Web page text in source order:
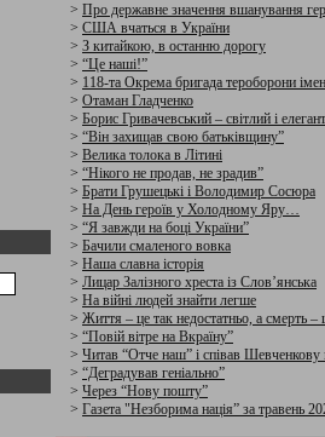
> Про державне значення вшанування
> США вчаться в України
> З китайкою, в останню дорогу
> “Це наші!”
> 118-та Окрема бригада тероборони
> Отаман Гладченко
> Борис Гривачевський – світлий і
> “Він захищав свою батьківщину”
> Велика толока в Літині
> “Нікого не продав, не зрадив”
> Брати Грушецькі і Володимир Сосюра
> На День героїв у Холодному Яру…
> “Я завжди на боці України”
> Бачили смаленого вовка
> Наша славна історія
> Лицар Залізного хреста із Слов’янська
> На війні людей знайти легше
> Життя – це так недостатньо, а смерть –
> “Повій вітре на Вкраїну”
> Читав “Отче наш” і співав Шевченкову
> “Деградував геніально”
> Через “Нову пошту”
> Газета "Незборима нація” за травень